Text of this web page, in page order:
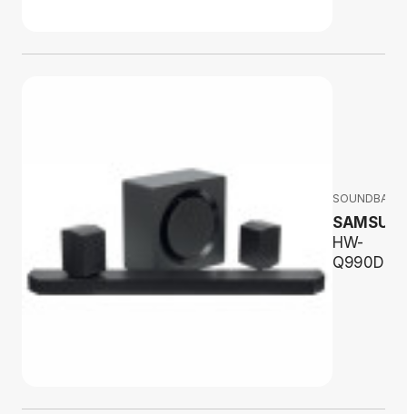
SOUNDBARY
HW-
Q990D